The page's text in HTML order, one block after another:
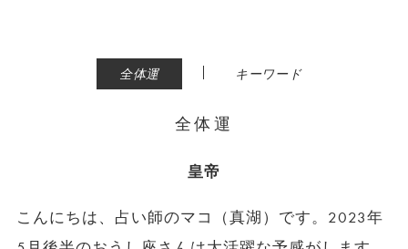
全体運 | キーワード
全体運
皇帝
こんにちは、占い師のマコ（真湖）です。2023年